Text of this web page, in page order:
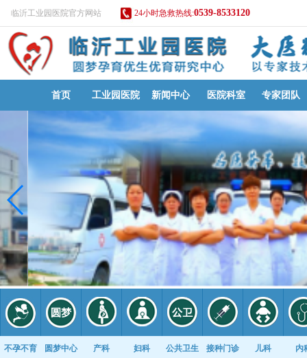
临沂工业园医院官方网站 24小时急救热线:0539-8533120
首页 工业园医院 新闻中心 医院科室 专家团队
不孕不育 圆梦中心 产科 妇科 公共卫生 接种门诊 儿科 内